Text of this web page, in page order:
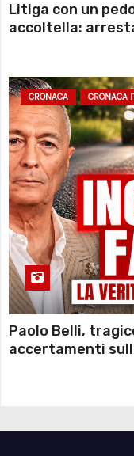
Litiga con un
accoltella:
CRONACA CRONACA
Paolo Belli,
accertamenti